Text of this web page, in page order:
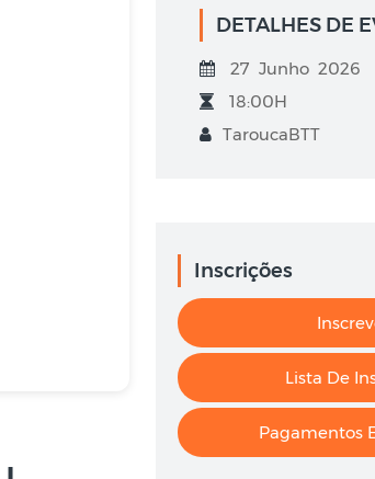
DETALHES DE
27 Junho 2026
18:00H
TaroucaBTT
Inscrições
Lista De
Pagamentos